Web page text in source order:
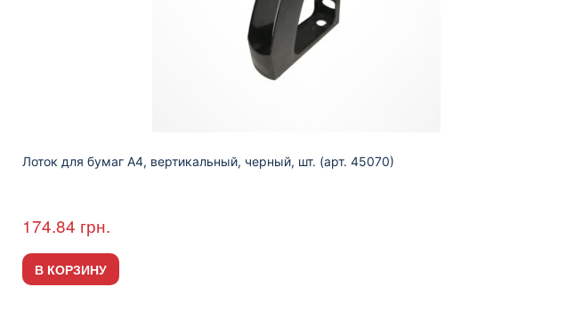
Лоток для бумаг А4, вертикальный, черный, шт. (арт. 45070)
174.84 грн.
В КОРЗИНУ